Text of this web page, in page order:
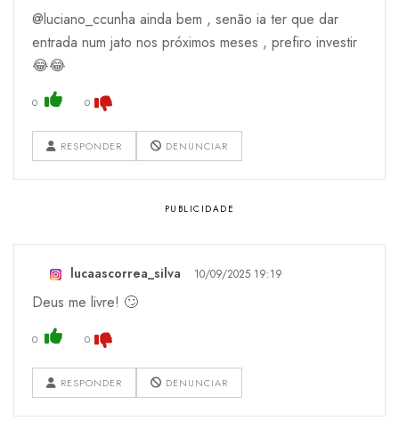
@luciano_ccunha ainda bem , senão ia ter que dar
entrada num jato nos próximos meses , prefiro investir
😂😂
0 0
RESPONDER DENUNCIAR
lucaascorrea_silva 10/09/2025 19:19
Deus me livre! 🙄
0 0
RESPONDER DENUNCIAR